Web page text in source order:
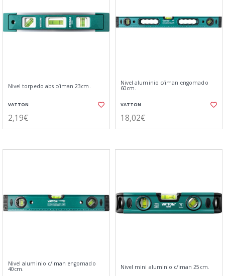
Nivel torpedo abs c/iman 23cm.
VATTON
2,19€
Nivel aluminio c/iman engomado
60cm.
VATTON
18,02€
Nivel aluminio c/iman engomado
40cm. Nivel mini aluminio c/iman 25cm.